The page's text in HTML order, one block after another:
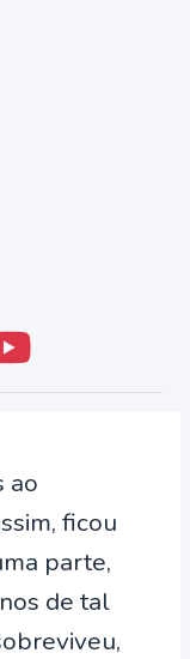
ao
ficou
parte,
de tal